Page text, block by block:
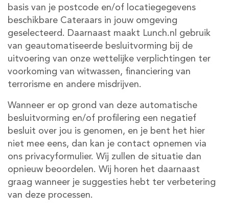
basis van je postcode en/of locatiegegevens
beschikbare Cateraars in jouw omgeving
geselecteerd. Daarnaast maakt Lunch.nl gebruik
van geautomatiseerde besluitvorming bij de
uitvoering van onze wettelijke verplichtingen ter
voorkoming van witwassen, financiering van
terrorisme en andere misdrijven.
Wanneer er op grond van deze automatische
besluitvorming en/of profilering een negatief
besluit over jou is genomen, en je bent het hier
niet mee eens, dan kan je contact opnemen via
ons privacyformulier. Wij zullen de situatie dan
opnieuw beoordelen. Wij horen het daarnaast
graag wanneer je suggesties hebt ter verbetering
van deze processen.